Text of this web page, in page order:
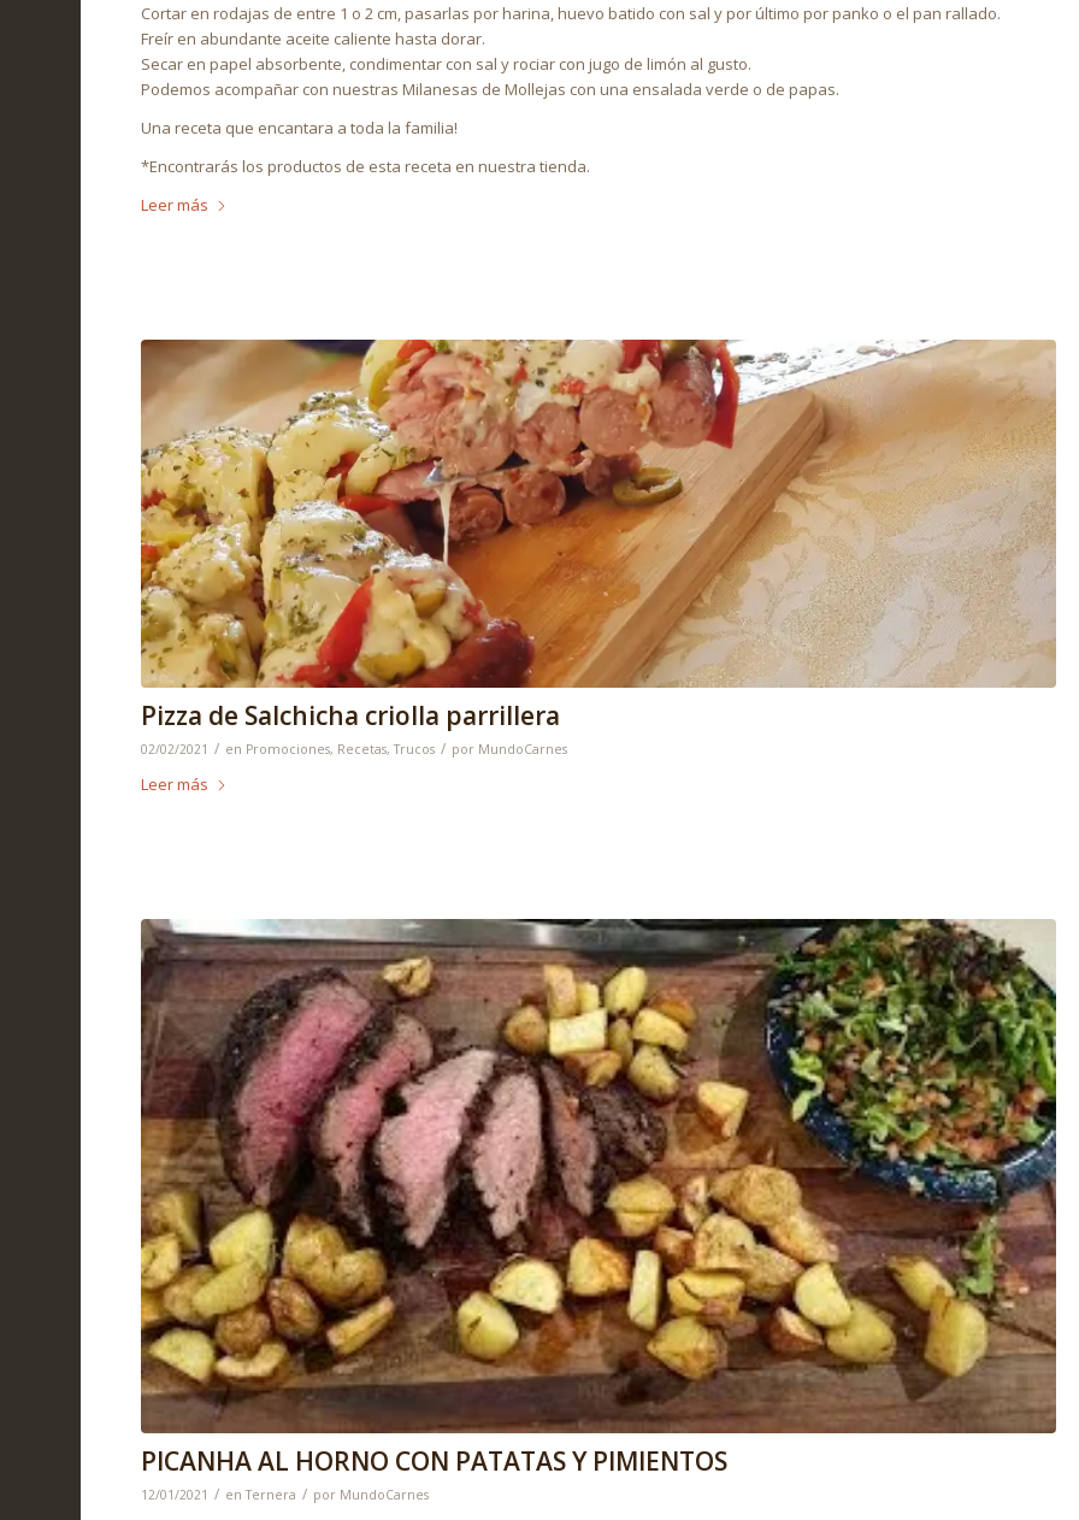
Cortar en rodajas de entre 1 o 2 cm, pasarlas por harina, huevo batido con sal y por último por panko o el pan rallado.
Freír en abundante aceite caliente hasta dorar.
Secar en papel absorbente, condimentar con sal y rociar con jugo de limón al gusto.
Podemos acompañar con nuestras Milanesas de Mollejas con una ensalada verde o de papas.
Una receta que encantara a toda la familia!
*Encontrarás los productos de esta receta en nuestra tienda.
Leer más
Pizza de Salchicha criolla parrillera
02/02/2021 / en Promociones, Recetas,Trucos / por MundoCarnes
Leer más
PICANHA AL HORNO CON PATATAS Y PIMIENTOS
12/01/2021 / enTernera / por MundoCarnes